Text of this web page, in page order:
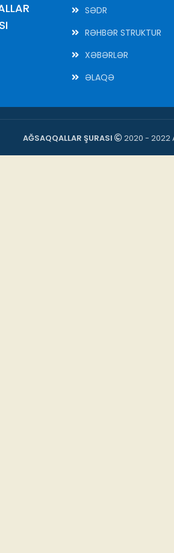
SƏDR
RƏHBƏR STRUKTUR
XƏBƏRLƏR
ƏLAQƏ
AĞSAQQALLAR ŞURASI 2020 - 2022